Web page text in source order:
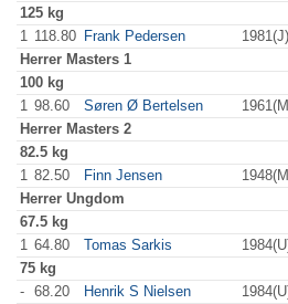
125 kg
1 118.80 Frank Pedersen 1981(J)
Herrer Masters 1
100 kg
1 98.60 Søren Ø Bertelsen
Herrer Masters 2
82.5 kg
1 82.50 Finn Jensen
Herrer Ungdom
67.5 kg
1 64.80 Tomas Sarkis
75 kg
- 68.20 Henrik S Nielsen